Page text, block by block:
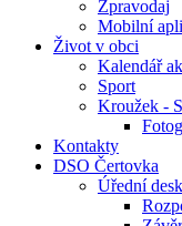
Zpravodaj
Mobilní
Život v obci
Kalendář
Sport
Kroužek -
Kontakty
DSO Čertovka
Úřední